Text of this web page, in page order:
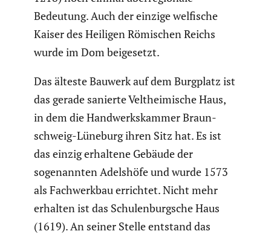
Bedeutung. Auch der einzige welfische
Kaiser des Heiligen Römischen Reichs
wurde im Dom beigesetzt.
Das älteste Bauwerk auf dem Burgplatz ist
das gerade sanierte Velthei­mi­sche Haus,
in dem die Handwerks­kammer Braun­
schweig-Lüneburg ihren Sitz hat. Es ist
das einzig erhaltene Gebäude der
sogenannten Adelshöfe und wurde 1573
als Fachwerkbau errichtet. Nicht mehr
erhalten ist das Schulen­burg­sche Haus
(1619). An seiner Stelle entstand das